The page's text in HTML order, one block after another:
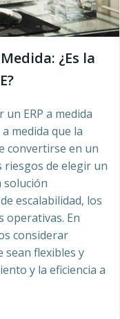
¿Es la
ERP a medida
medida que la
convertirse en un
riesgos de elegir un
solución
escalabilidad, los
operativas. En
considerar
sean flexibles y
y la eficiencia a